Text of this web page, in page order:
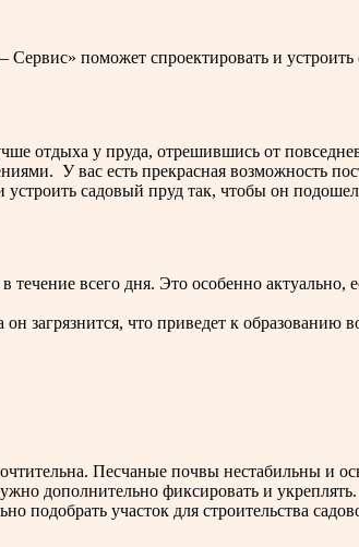
поможет спроектировать и
отдыха у пруда, отрешившись от
У вас есть прекрасная возможность
садовый пруд так, чтобы он
течение всего дня. Это особенно
загрязнится, что приведет к
Песчаные почвы нестабильны и
дополнительно фиксировать и укреплять.
подобрать участок для строительства